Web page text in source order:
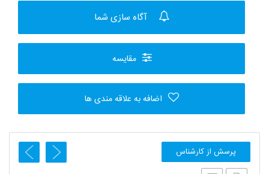
آگاه سازی شما
مقایسه
اضافه به علاقه مندی ها
پرسش از کارشناس